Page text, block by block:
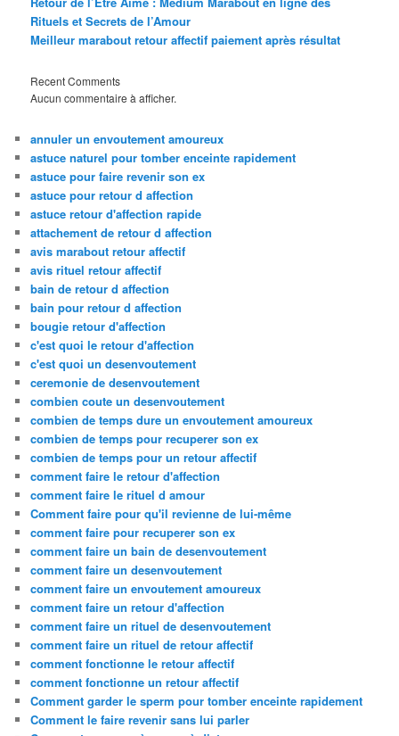
Rituels et Secrets de l’Amour
Meilleur marabout retour affectif paiement après résultat
Recent Comments
Aucun commentaire à afficher.
annuler un envoutement amoureux
astuce naturel pour tomber enceinte rapidement
astuce pour faire revenir son ex
astuce pour retour d affection
astuce retour d'affection rapide
attachement de retour d affection
avis marabout retour affectif
avis rituel retour affectif
bain de retour d affection
bain pour retour d affection
bougie retour d'affection
c'est quoi le retour d'affection
c'est quoi un desenvoutement
ceremonie de desenvoutement
combien coute un desenvoutement
combien de temps dure un envoutement amoureux
combien de temps pour recuperer son ex
combien de temps pour un retour affectif
comment faire le retour d'affection
comment faire le rituel d amour
Comment faire pour qu'il revienne de lui-même
comment faire pour recuperer son ex
comment faire un bain de desenvoutement
comment faire un desenvoutement
comment faire un envoutement amoureux
comment faire un retour d'affection
comment faire un rituel de desenvoutement
comment faire un rituel de retour affectif
comment fonctionne le retour affectif
comment fonctionne un retour affectif
Comment garder le sperm pour tomber enceinte rapidement
Comment le faire revenir sans lui parler